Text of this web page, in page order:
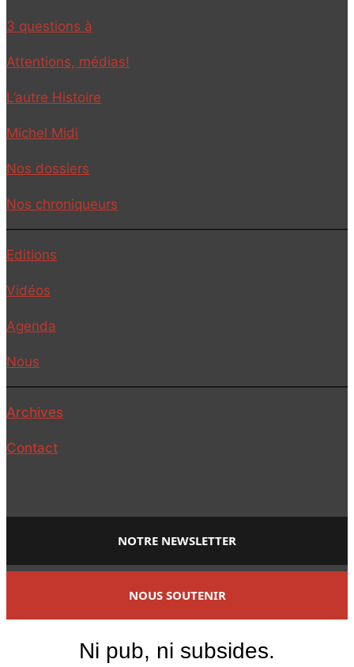
3 questions à
Attentions, médias!
L’autre Histoire
Michel Midi
Nos dossiers
Nos chroniqueurs
Editions
Vidéos
Agenda
Nous
Archives
Contact
NOTRE NEWSLETTER
NOUS SOUTENIR
Ni pub, ni subsides.